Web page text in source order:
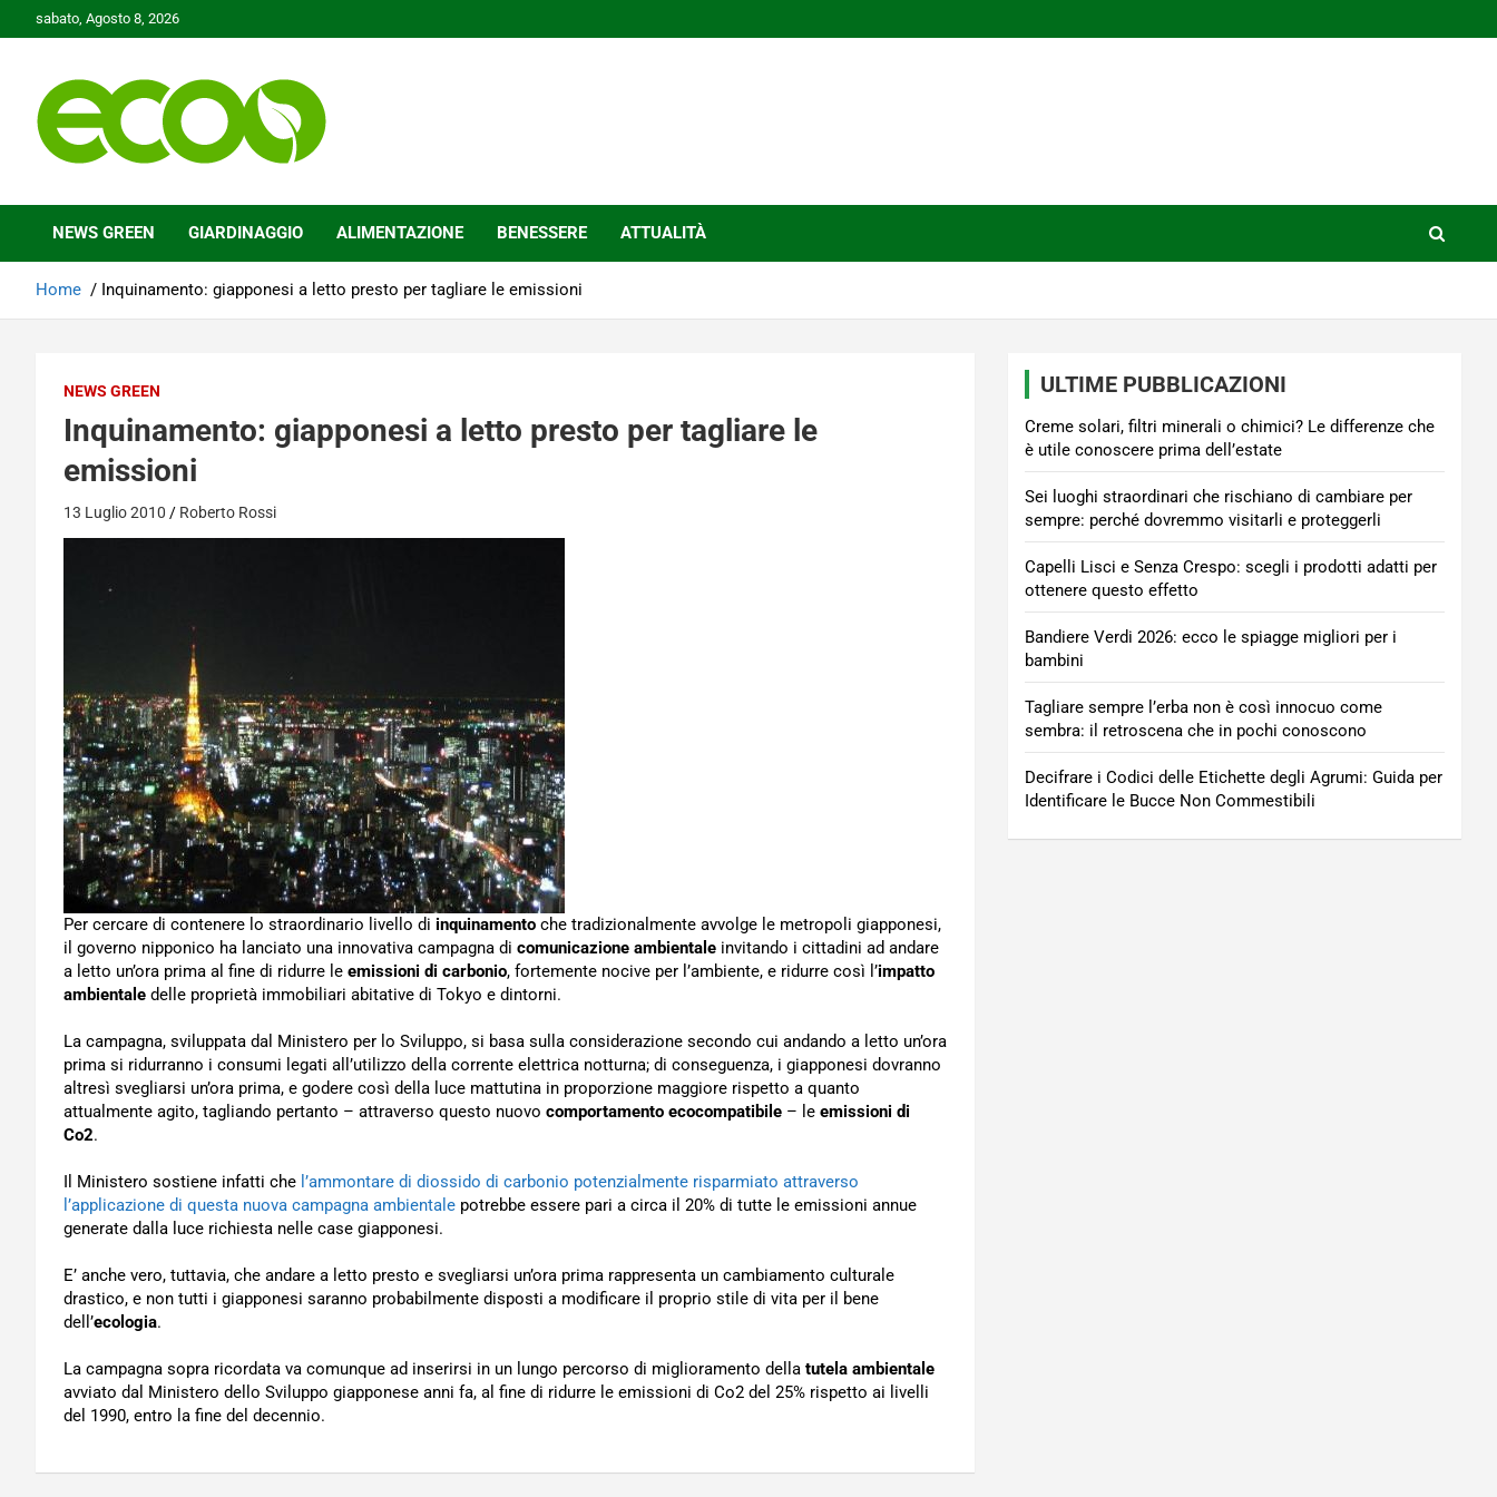
to
sabato, Agosto 8, 2026
Ecoo.it
NEWS GREEN GIARDINAGGIO ALIMENTAZIONE BENESSERE ATTUALITÀ
Home Inquinamento: giapponesi a letto presto per tagliare le emissioni
NEWS GREEN
Inquinamento: giapponesi a letto presto per tagliare le
emissioni
13 Luglio 2010 Roberto Rossi
Per cercare di contenere lo straordinario livello di inquinamento che tradizionalmente avvolge le metropoli giapponesi,
il governo nipponico ha lanciato una innovativa campagna di comunicazione ambientale invitando i cittadini ad andare
a letto un’ora prima al fine di ridurre le emissioni di carbonio, fortemente nocive per l’ambiente, e ridurre così l’impatto
ambientale delle proprietà immobiliari abitative di Tokyo e dintorni.
La campagna, sviluppata dal Ministero per lo Sviluppo, si basa sulla considerazione secondo cui andando a letto un’ora
prima si ridurranno i consumi legati all’utilizzo della corrente elettrica notturna; di conseguenza, i giapponesi dovranno
altresì svegliarsi un’ora prima, e godere così della luce mattutina in proporzione maggiore rispetto a quanto
attualmente agito, tagliando pertanto – attraverso questo nuovo comportamento ecocompatibile – le emissioni di
Co2.
Il Ministero sostiene infatti che l’ammontare di diossido di carbonio potenzialmente risparmiato attraverso
l’applicazione di questa nuova campagna ambientale potrebbe essere pari a circa il 20% di tutte le emissioni annue
generate dalla luce richiesta nelle case giapponesi.
E’ anche vero, tuttavia, che andare a letto presto e svegliarsi un’ora prima rappresenta un cambiamento culturale
drastico, e non tutti i giapponesi saranno probabilmente disposti a modificare il proprio stile di vita per il bene
dell’ecologia.
La campagna sopra ricordata va comunque ad inserirsi in un lungo percorso di miglioramento della tutela ambientale
avviato dal Ministero dello Sviluppo giapponese anni fa, al fine di ridurre le emissioni di Co2 del 25% rispetto ai livelli
del 1990, entro la fine del decennio.
ULTIME PUBBLICAZIONI
Creme solari, filtri minerali o chimici? Le differenze che
è utile conoscere prima dell’estate
Sei luoghi straordinari che rischiano di cambiare per
sempre: perché dovremmo visitarli e proteggerli
Capelli Lisci e Senza Crespo: scegli i prodotti adatti per
ottenere questo effetto
Bandiere Verdi 2026: ecco le spiagge migliori per i
bambini
Tagliare sempre l’erba non è così innocuo come
sembra: il retroscena che in pochi conoscono
Decifrare i Codici delle Etichette degli Agrumi: Guida per
Identificare le Bucce Non Commestibili